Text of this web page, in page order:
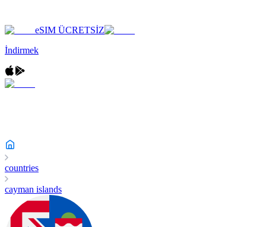
eSIM ÜCRETSİZ
İndirmek
countries
cayman islands